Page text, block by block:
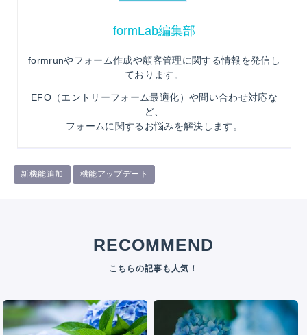
formLab編集部
formrunやフォーム作成や顧客管理に関する情報を発信し
ております。
EFO（エントリーフォーム最適化）や問い合わせ対応な
ど、
フォームに関するお悩みを解決します。
新機能追加 機能アップデート
RECOMMEND